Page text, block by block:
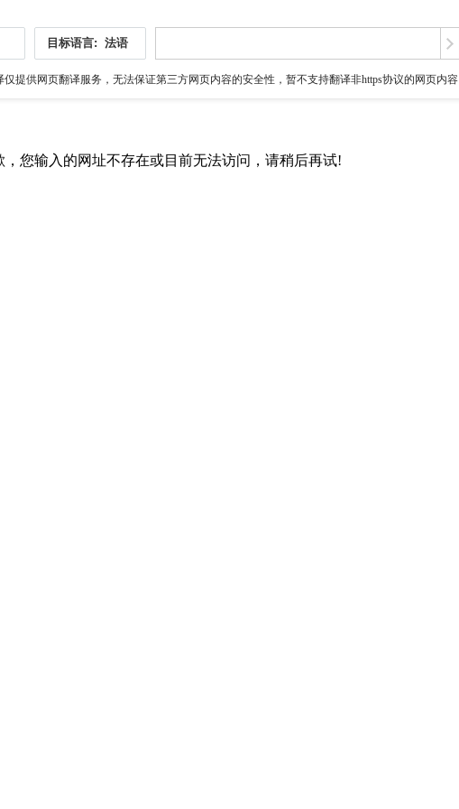
目标语言: 法语
仅提供网页翻译服务，无法保证第三方网页内容的安全性，暂不支持翻译非https协议的网页内容